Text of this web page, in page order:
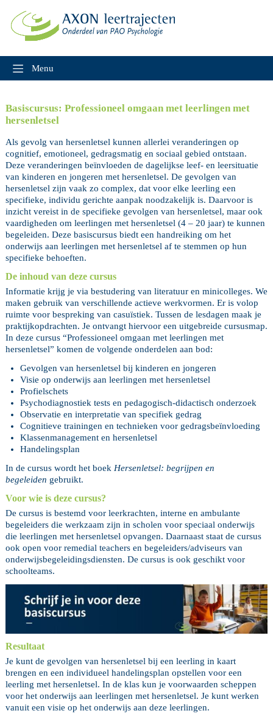
content
Menu
Basiscursus: Professioneel omgaan met leerlingen met
hersenletsel
Als gevolg van hersenletsel kunnen allerlei veranderingen op
cognitief, emotioneel, gedragsmatig en sociaal gebied ontstaan.
Deze veranderingen beïnvloeden de dagelijkse leef- en leersituatie
van kinderen en jongeren met hersenletsel. De gevolgen van
hersenletsel zijn vaak zo complex, dat voor elke leerling een
specifieke, individu gerichte aanpak noodzakelijk is. Daarvoor is
inzicht vereist in de specifieke gevolgen van hersenletsel, maar ook
vaardigheden om leerlingen met hersenletsel (4 – 20 jaar) te kunnen
begeleiden. Deze basiscursus biedt een handreiking om het
onderwijs aan leerlingen met hersenletsel af te stemmen op hun
specifieke behoeften.
De inhoud van deze cursus
Informatie krijg je via bestudering van literatuur en minicolleges. We
maken gebruik van verschillende actieve werkvormen. Er is volop
ruimte voor bespreking van casuïstiek. Tussen de lesdagen maak je
praktijkopdrachten. Je ontvangt hiervoor een uitgebreide cursusmap.
In deze cursus “Professioneel omgaan met leerlingen met
hersenletsel” komen de volgende onderdelen aan bod:
Gevolgen van hersenletsel bij kinderen en jongeren
Visie op onderwijs aan leerlingen met hersenletsel
Profielschets
Psychodiagnostiek tests en pedagogisch-didactisch onderzoek
Observatie en interpretatie van specifiek gedrag
Cognitieve trainingen en technieken voor gedragsbeïnvloeding
Klassenmanagement en hersenletsel
Handelingsplan
In de cursus wordt het boek Hersenletsel: begrijpen en
begeleiden gebruikt.
Voor wie is deze cursus?
De cursus is bestemd voor leerkrachten, interne en ambulante
begeleiders die werkzaam zijn in scholen voor speciaal onderwijs
die leerlingen met hersenletsel opvangen. Daarnaast staat de cursus
ook open voor remedial teachers en begeleiders/adviseurs van
onderwijsbegeleidingsdiensten. De cursus is ook geschikt voor
schoolteams.
Resultaat
Je kunt de gevolgen van hersenletsel bij een leerling in kaart
brengen en een individueel handelingsplan opstellen voor een
leerling met hersenletsel. In de klas kun je voorwaarden scheppen
voor het onderwijs aan leerlingen met hersenletsel. Je kunt werken
vanuit een visie op het onderwijs aan deze leerlingen.